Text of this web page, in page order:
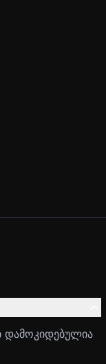
დამოკიდებულია